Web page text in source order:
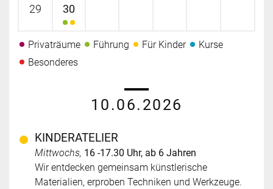
29 30
Privaträume Führung Für Kinder
Kurse
Besonderes
10.06.2026
KINDERATELIER
Mittwochs, 16 -17.30 Uhr, ab 6 Jahren
Wir entdecken gemeinsam künstlerische
Materialien, erproben Techniken und Werkzeuge.